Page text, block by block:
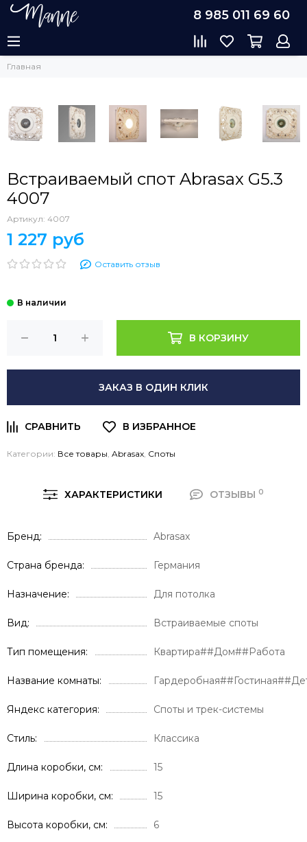
8 985 011 69 60
Главная
Встраиваемый спот Abrasax G5.3
4007
Артикул: 4007
1 227 руб
Оставить отзыв
В КОРЗИНУ
ЗАКАЗ В ОДИН КЛИК
Категории: Все товары, Abrasax, Споты
ХАРАКТЕРИСТИКИ ОТЗЫВЫ 0
Бренд Abrasax
Страна бренда Германия
Назначение Для потолка
Вид Встраиваемые споты
Тип помещения Квартира##Дом##Работа
Название комнаты
Яндекс категория Споты и трек-системы
Стиль Классика
Длина коробки, см 15
Ширина коробки, см 15
Высота коробки, см 6